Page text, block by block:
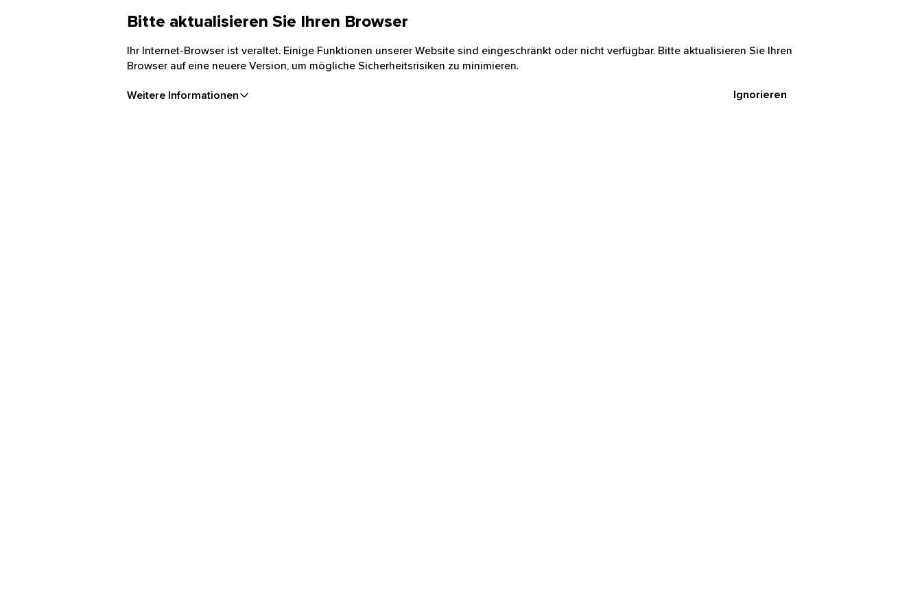
Bitte aktualisieren Sie Ihren Browser
Ihr Internet-Browser ist veraltet. Einige Funktionen unserer Website sind eingeschränkt oder nicht verfügbar. Bitte aktualisieren Sie Ihren
Browser auf eine neuere Version, um mögliche Sicherheitsrisiken zu minimieren.
Weitere Informationen Ignorieren